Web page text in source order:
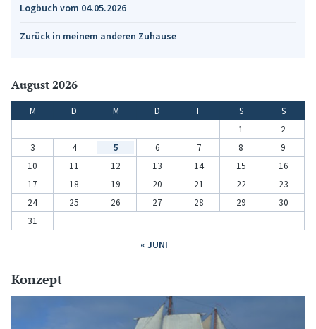
Logbuch vom 04.05.2026
Zurück in meinem anderen Zuhause
August 2026
M D M D F S
S
1
2
3
4 5 6 7 8
9
10
11 12 13 14 15
16
17
18 19 20 21 22
23
24
25 26 27 28 29
30
31
« JUNI
Konzept